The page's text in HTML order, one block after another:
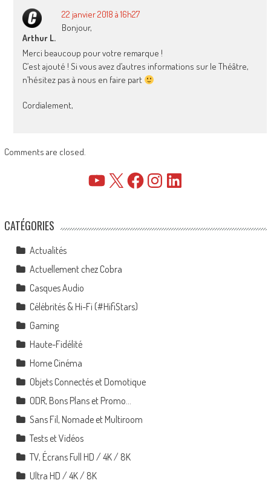
Arthur L.
22 janvier 2018 à 16h27
Bonjour,
Merci beaucoup pour votre remarque !
C’est ajouté ! Si vous avez d’autres informations sur le Théâtre,
n’hésitez pas à nous en faire part
Cordialement,
Comments are closed.
YouTube FacebookInstagramLinkedIn
CATÉGORIES
Actualités
Actuellement chez Cobra
Casques Audio
Célébrités & Hi-Fi (#HifiStars)
Gaming
Haute-Fidélité
Home Cinéma
Objets Connectés et Domotique
ODR, Bons Plans et Promo…
Sans Fil, Nomade et Multiroom
Tests et Vidéos
TV, Écrans Full HD / 4K / 8K
Ultra HD / 4K / 8K